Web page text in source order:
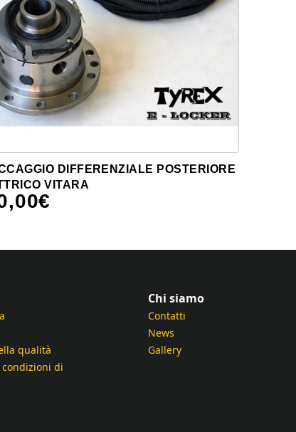
DIFFERENZIALE POSTERIORE
VITARA
€
qualità
di
Chi siamo
Contatti
News
Gallery